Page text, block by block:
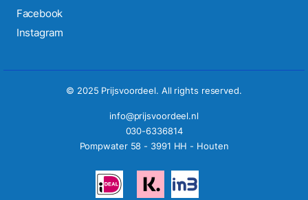
Facebook
Instagram
© 2025 Prijsvoordeel. All rights reserved.
info@prijsvoordeel.nl
030-6336814
Pompwater 58 - 3991 HH - Houten